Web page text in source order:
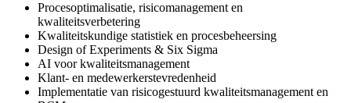
Procesoptimalisatie, risicomanagement en
kwaliteitsverbetering
Kwaliteitskundige statistiek en procesbeheersing
Design of Experiments & Six Sigma
AI voor kwaliteitsmanagement
Klant- en medewerkerstevredenheid
Implementatie van risicogestuurd kwaliteitsmanagement en